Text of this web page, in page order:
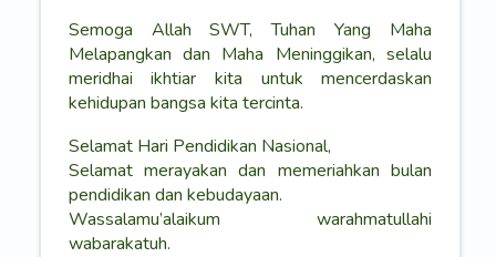
Semoga Allah SWT, Tuhan Yang Maha
Melapangkan dan Maha Meninggikan, selalu
meridhai ikhtiar kita untuk mencerdaskan
kehidupan bangsa kita tercinta.
Selamat Hari Pendidikan Nasional,
Selamat merayakan dan memeriahkan bulan
pendidikan dan kebudayaan.
Wassalamu’alaikum warahmatullahi
wabarakatuh.